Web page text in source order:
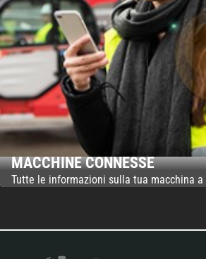
MACCHINE CONNESSE
Tutte le informazioni sulla tua macchina